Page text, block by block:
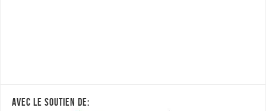
AVEC LE SOUTIEN DE: